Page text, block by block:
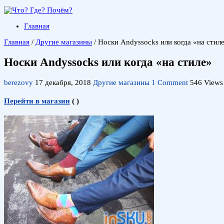
Главная
Главная / Другие магазины / Носки Andyssocks или когда «на
Носки Andyssocks или когда «на стиле»
berezovy 17 декабря, 2018 Другие магазины 1 Comment 546 Views
Перейти в магазин ( )